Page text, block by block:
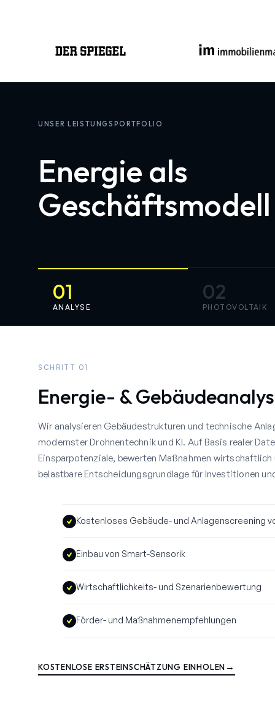
UNSER LEISTUNGSPORTFOLIO
Energie als
Geschäftsmodell
01
ANALYSE
02
PHOTOVOLTAIK
SCHRITT 01
Energie- &
Wir analysieren Gebäudestrukturen und technische
modernster Drohnentechnik und KI. Auf Basis realer
Einsparpotenziale, bewerten Maßnahmen wirtschaftlich
belastbare Entscheidungsgrundlage für Investitionen
Kostenloses Gebäude- und Anlagenscreening
Einbau von Smart-Sensorik
Wirtschaftlichkeits- und Szenarienbewertung
Förder- und Maßnahmenempfehlungen
KOSTENLOSE ERSTEINSCHÄTZUNG EINHOLEN →